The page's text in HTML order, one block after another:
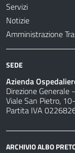
Servizi
Notizie
Amministrazione
SEDE
Azienda
Direzione
Viale San Pietro,
Partita IVA
ARCHIVIO ALBO